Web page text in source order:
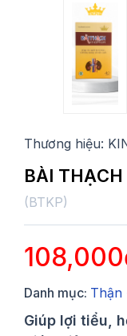
Thương hiệu:
BÀI
(BTKP)
Danh mục: Thận
Giúp lợi tiểu,